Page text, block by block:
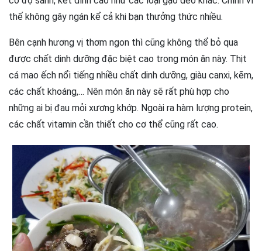
thế không gây ngán kể cả khi bạn thưởng thức nhiều.
Bên cạnh hương vị thơm ngon thì cũng không thể bỏ qua
được chất dinh dưỡng đặc biệt cao trong món ăn này. Thịt
cá mao ếch nổi tiếng nhiều chất dinh dưỡng, giàu canxi, kẽm,
các chất khoáng,… Nên món ăn này sẽ rất phù hợp cho
những ai bị đau mỏi xương khớp. Ngoài ra hàm lượng protein,
các chất vitamin cần thiết cho cơ thể cũng rất cao.